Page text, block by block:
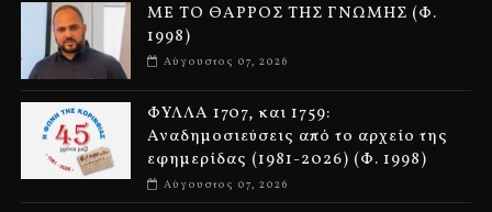
ΜΕ ΤΟ ΘΑΡΡΟΣ ΤΗΣ ΓΝΩΜΗΣ (Φ.
1998)
Αύγουστος 07, 2026
ΦΥΛΛΑ 1707, και 1759:
Αναδημοσιεύσεις από το αρχείο της
εφημερίδας (1981-2026) (Φ. 1998)
Αύγουστος 07, 2026